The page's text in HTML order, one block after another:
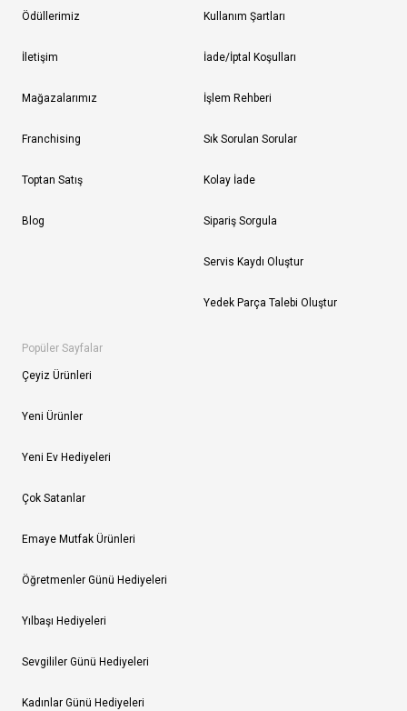
Ödüllerimiz
İletişim
Mağazalarımız
Franchising
Toptan Satış
Blog
Kullanım Şartları
İade/İptal Koşulları
İşlem Rehberi
Sık Sorulan Sorular
Kolay İade
Sipariş Sorgula
Servis Kaydı Oluştur
Yedek Parça Talebi Oluştur
Popüler Sayfalar
Çeyiz Ürünleri
Yeni Ürünler
Yeni Ev Hediyeleri
Çok Satanlar
Emaye Mutfak Ürünleri
Öğretmenler Günü Hediyeleri
Yılbaşı Hediyeleri
Sevgililer Günü Hediyeleri
Kadınlar Günü Hediyeleri